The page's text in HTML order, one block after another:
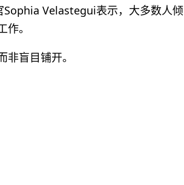
Velastegui表示，大多数人倾
。
盲目铺开。